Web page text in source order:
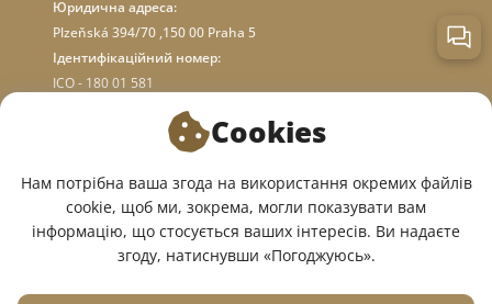
Юридична адреса:
Plzeňská 394/70 ,150 00 Praha 5
Ідентифікаційний номер:
ICO - 180 01 581
ПРО МАГАЗИН
МИ У СОЦМЕРЕЖАХ:
Cookies
Нам потрібна ваша згода на використання окремих файлів
cookie, щоб ми, зокрема, могли показувати вам
інформацію, що стосується ваших інтересів. Ви надаєте
згоду, натиснувши «Погоджуюсь».